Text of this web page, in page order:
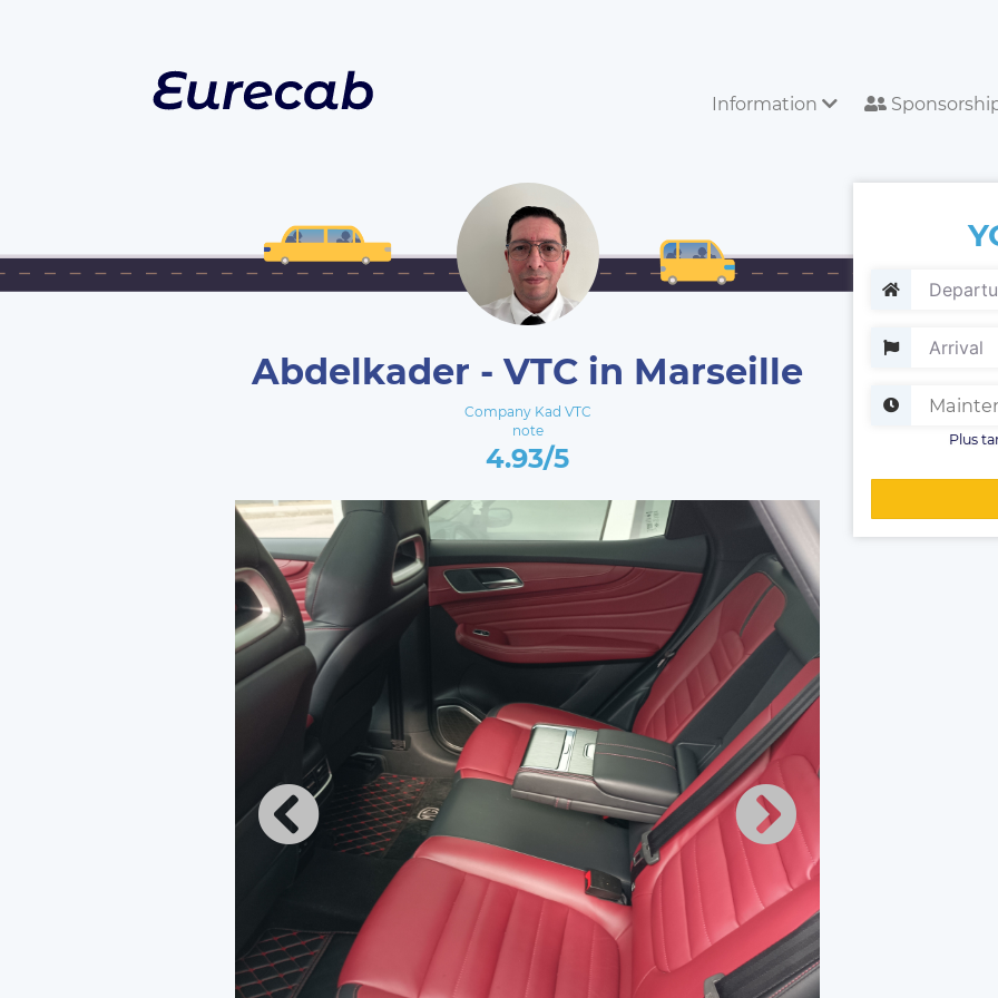
Information
Abdelkader - VTC in Marseille
Company Kad VTC
note
4.93/5
Plus